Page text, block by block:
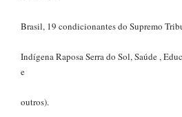
Brasil, 19 condicionantes do Supremo
Indígena Raposa Serra do Sol, Saúde ,
e
outros).